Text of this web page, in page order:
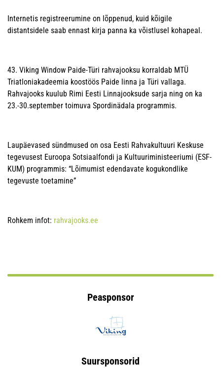
Internetis registreerumine on lõppenud, kuid kõigile
distantsidele saab ennast kirja panna ka võistlusel kohapeal.
43. Viking Window Paide-Türi rahvajooksu korraldab MTÜ
Triatloniakadeemia koostöös Paide linna ja Türi vallaga.
Rahvajooks kuulub Rimi Eesti Linnajooksude sarja ning on ka
23.-30.september toimuva Spordinädala programmis.
Laupäevased sündmused on osa Eesti Rahvakultuuri Keskuse
tegevusest Euroopa Sotsiaalfondi ja Kultuuriministeeriumi (ESF-
KUM) programmis: “Lõimumist edendavate kogukondlike
tegevuste toetamine”
Rohkem infot: rahvajooks.ee
Peasponsor
Suursponsorid